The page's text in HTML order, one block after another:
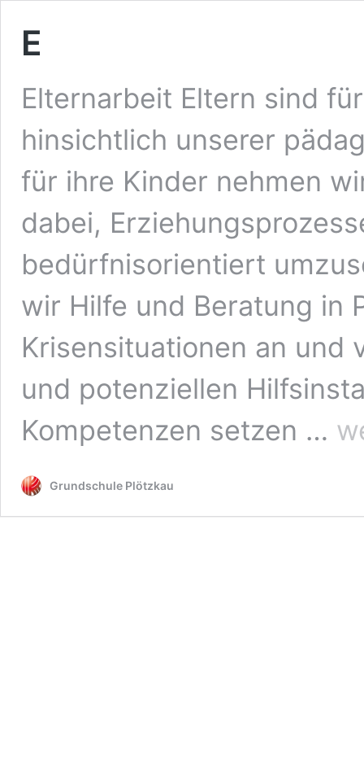
E
Elternarbeit Eltern sind
hinsichtlich unserer
für ihre Kinder nehmen
dabei,
bedürfnisorientiert
wir Hilfe und Beratung in
Krisensituationen an und
und potenziellen
Kompetenzen setzen …
Grundschule Plötzkau